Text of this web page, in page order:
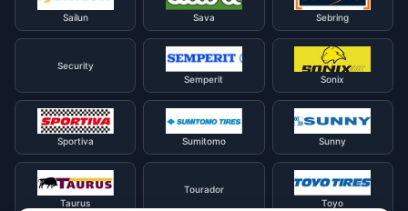
Sailun Sava Sebring
Security
Semperit
Sonix
Sportiva Sumitomo Sunny
Taurus
Tourador
Toyo